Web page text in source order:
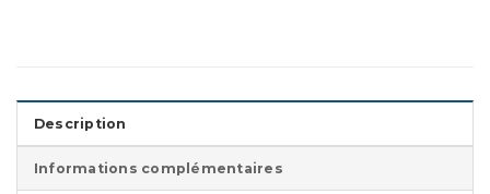
Description
Informations complémentaires